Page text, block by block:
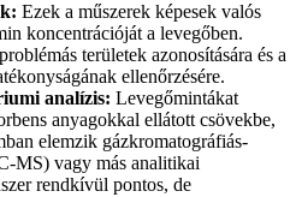
Ezek a műszerek képesek valós
koncentrációját a levegőben.
területek azonosítására és a
ellenőrzésére.
analízis: Levegőmintákat
anyagokkal ellátott csövekbe,
elemzik gázkromatográfiás-
MS) vagy más analitikai
rendkívül pontos, de